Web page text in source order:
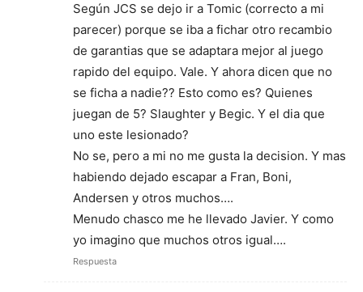
Según JCS se dejo ir a Tomic (correcto a mi
parecer) porque se iba a fichar otro recambio
de garantias que se adaptara mejor al juego
rapido del equipo. Vale. Y ahora dicen que no
se ficha a nadie?? Esto como es? Quienes
juegan de 5? Slaughter y Begic. Y el dia que
uno este lesionado?
No se, pero a mi no me gusta la decision. Y mas
habiendo dejado escapar a Fran, Boni,
Andersen y otros muchos….
Menudo chasco me he llevado Javier. Y como
yo imagino que muchos otros igual….
Respuesta